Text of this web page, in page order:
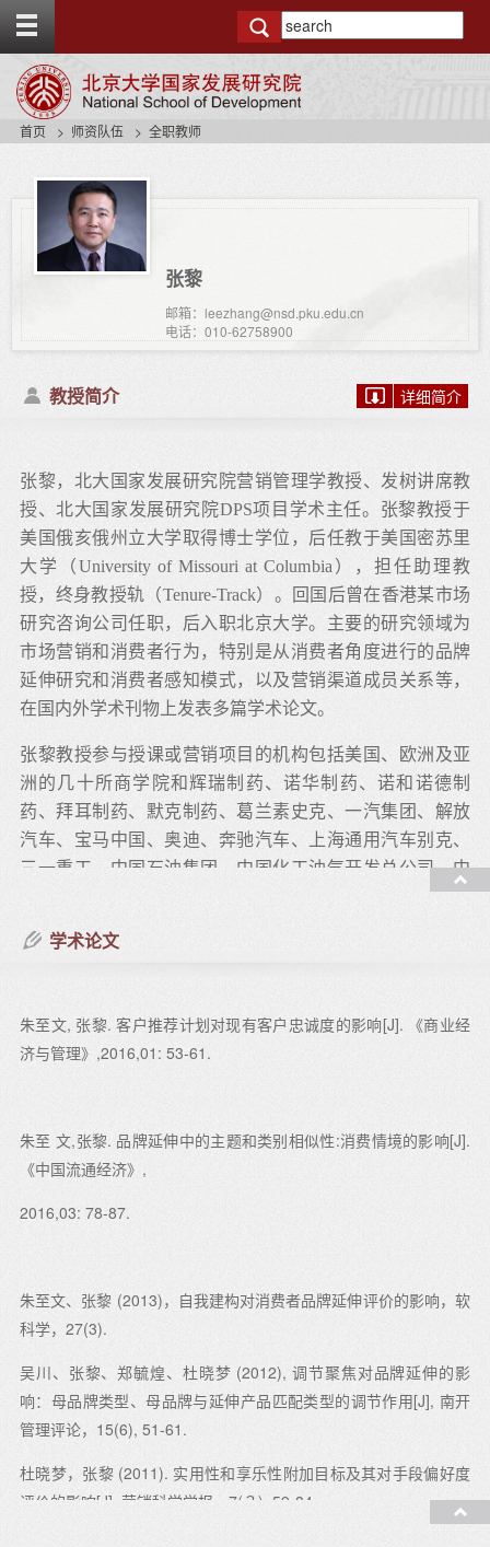
g
t
首页 师资队伍 全职教师
张黎
邮箱：leezhang@nsd.pku.edu.cn
电话：010-62758900
教授简介 详细简介
张黎，北大国家发展研究院营销管理学教授、发树讲席教
授、北大国家发展研究院DPS项目学术主任。张黎教授于
美国俄亥俄州立大学取得博士学位，后任教于美国密苏里
大学（University of Missouri at Columbia），担任助理教
授，终身教授轨（Tenure-Track）。回国后曾在香港某市场
研究咨询公司任职，后入职北京大学。主要的研究领域为
市场营销和消费者行为，特别是从消费者角度进行的品牌
延伸研究和消费者感知模式，以及营销渠道成员关系等，
在国内外学术刊物上发表多篇学术论文。
张黎教授参与授课或营销项目的机构包括美国、欧洲及亚
洲的几十所商学院和辉瑞制药、诺华制药、诺和诺德制
药、拜耳制药、默克制药、葛兰素史克、一汽集团、解放
汽车、宝马中国、奥迪、奔驰汽车、上海通用汽车别克、
三一重工、中国石油集团、中国化工油气开发总公司、中
国化工、杜邦先锋、招商证券、光大证券、工商银行、中
国人保、平安保险、美国环球资源集团、奥美中国、西门
北大国发院营销管理学教授、发树讲席教授， DPS项目学术主任
研究领域：
消费者行为，特别是从消费者角度进行的品牌延伸研究和消费者感
教授课程：
硕/博研究生—文献综述和定量研究方法；EMBA/MBA—营销管理
学术论文
朱至文, 张黎. 客户推荐计划对现有客户忠诚度的影响[J]. 《商业经
济与管理》,2016,01: 53-61.
朱至 文,张黎. 品牌延伸中的主题和类别相似性:消费情境的影响[J].
《中国流通经济》,
2016,03: 78-87.
朱至文、张黎 (2013)，自我建构对消费者品牌延伸评价的影响，软
科学，27(3).
吴川、张黎、郑毓煌、杜晓梦 (2012), 调节聚焦对品牌延伸的影
响：母品牌类型、母品牌与延伸产品匹配类型的调节作用[J], 南开
管理评论，15(6), 51-61.
杜晓梦，张黎 (2011). 实用性和享乐性附加目标及其对手段偏好度
评价的影响[J]. 营销科学学报，7(３), 59-84.